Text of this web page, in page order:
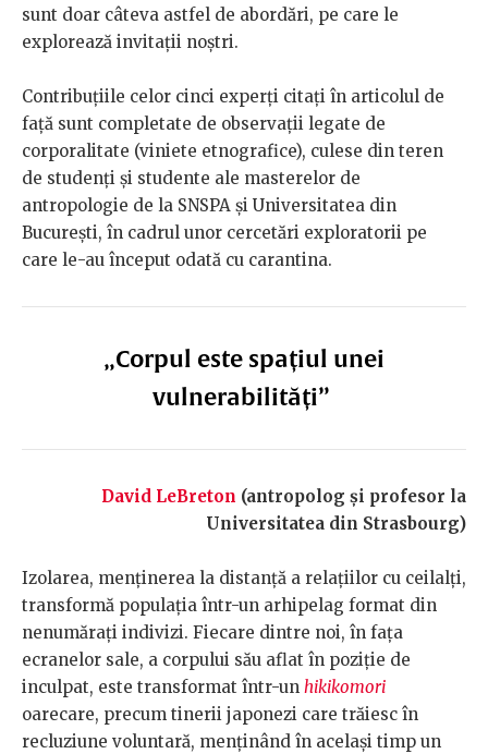
sunt doar câteva astfel de abordări, pe care le
explorează invitații noștri.
Contribuțiile celor cinci experți citați în articolul de
față sunt completate de observații legate de
corporalitate (viniete etnografice), culese din teren
de studenți și studente ale masterelor de
antropologie de la SNSPA și Universitatea din
București, în cadrul unor cercetări exploratorii pe
care le-au început odată cu carantina.
„Corpul este spațiul unei
vulnerabilități”
David LeBreton (antropolog și profesor la
Universitatea din Strasbourg)
Izolarea, menținerea la distanță a relațiilor cu ceilalți,
transformă populația într-un arhipelag format din
nenumărați indivizi. Fiecare dintre noi, în fața
ecranelor sale, a corpului său aflat în poziție de
inculpat, este transformat într-un hikikomori
oarecare, precum tinerii japonezi care trăiesc în
recluziune voluntară, menținând în același timp un